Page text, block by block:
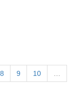
8 9 10